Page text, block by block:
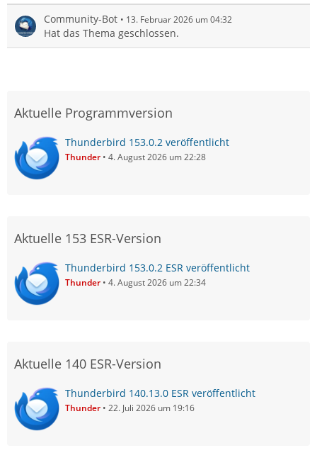
Community-Bot 13. Februar 2026 um 04:32
Hat das Thema geschlossen.
Aktuelle Programmversion
Thunderbird 153.0.2 veröffentlicht
Thunder 4. August 2026 um 22:28
Aktuelle 153 ESR-Version
Thunderbird 153.0.2 ESR veröffentlicht
Thunder 4. August 2026 um 22:34
Aktuelle 140 ESR-Version
Thunderbird 140.13.0 ESR veröffentlicht
Thunder 22. Juli 2026 um 19:16